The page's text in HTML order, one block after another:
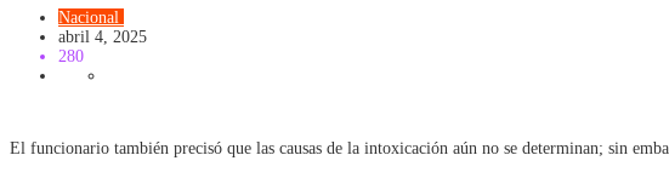
Nacional
abril 4, 2025
280
El funcionario también precisó que las causas de la intoxicación aún no se determinan; sin